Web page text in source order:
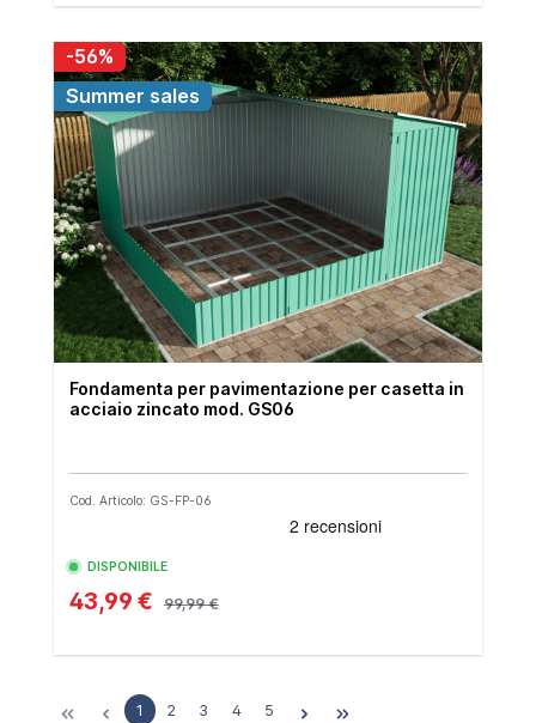
-56%
Summer sales
Fondamenta per pavimentazione per casetta in
acciaio zincato mod. GS06
Cod. Articolo: GS-FP-06
DISPONIBILE
43,99 € 99,99 €
1 2 3 4 5